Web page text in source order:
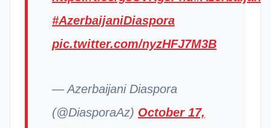
#AzerbaijaniDiaspora
pic.twitter.com/nyzHFJ7M3B
— Azerbaijani Diaspora
(@DiasporaAz) October 17,